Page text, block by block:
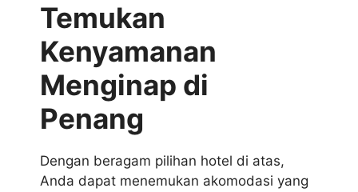
Temukan
Kenyamanan
Menginap di
Penang
Dengan beragam pilihan hotel di atas,
Anda dapat menemukan akomodasi yang